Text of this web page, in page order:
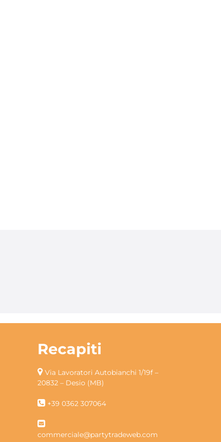
Recapiti
Via Lavoratori Autobianchi 1/19f –
20832 – Desio (MB)
+39 0362 307064
commerciale@partytradeweb.com